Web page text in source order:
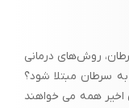
(31)در سال 2003 Qi , و همکارانش در دانشگاه Chongdu کشور چین برای
اطراف ایمپلنت
روش‌های درمانی
سرطان مبتلا شود؟
همه می‌ خواهند